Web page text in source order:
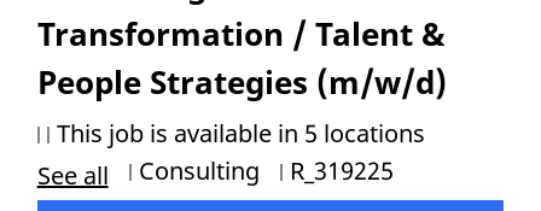
Transformation / Talent &
People Strategies (m/w/d)
This job is available in 5 locations
See all
Category
Consulting Job Id
R_319225